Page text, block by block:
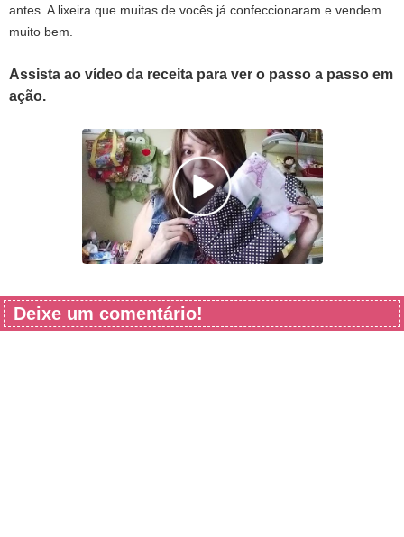
antes. A lixeira que muitas de vocês já confeccionaram e vendem
muito bem.
Assista ao vídeo da receita para ver o passo a passo em
ação.
Deixe um comentário!